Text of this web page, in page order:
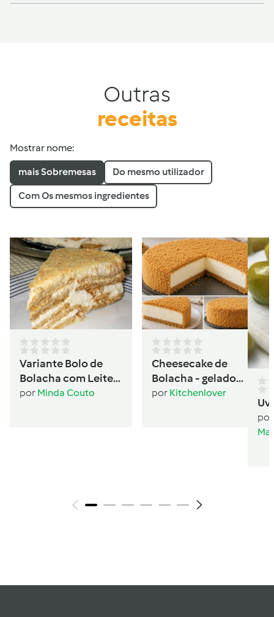
Outras
receitas
Mostrar nome:
mais Sobremesas Do mesmo utilizador
Com Os mesmos ingredientes
Variante Bolo de
Bolacha com Leite
Condensado
por Minda Couto
Cheesecake de
Bolacha - gelado
sanduíche
por Kitchenlover
por